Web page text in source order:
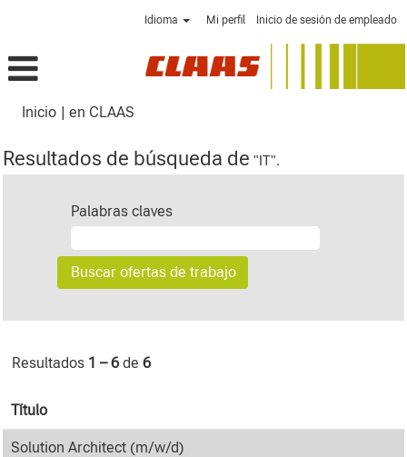
Idioma Mi perfil Inicio de sesión de empleado
Inicio | en CLAAS
Resultados de búsqueda de "IT".
Palabras claves
Resultados 1 – 6de 6
Título
Solution Architect (m/w/d)